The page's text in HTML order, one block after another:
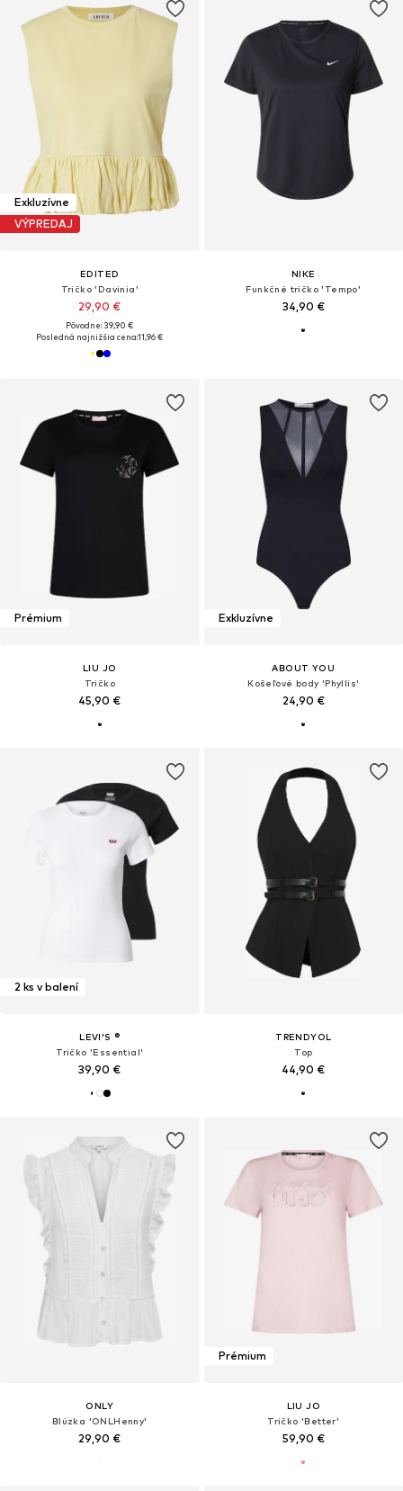
Exkluzívne
VÝPREDAJ
EDITED
Tričko 'Davinia'
29,90 €
Pôvodne: 39,90 €
Posledná najnižšia cena:11,96 €
NIKE
Funkčné tričko 'Tempo'
34,90 €
Prémium
LIU JO
Tričko
45,90 €
Exkluzívne
ABOUT YOU
Košeľové body 'Phyllis'
24,90 €
2 ks v balení
LEVI'S ®
Tričko 'Essential'
39,90 €
TRENDYOL
Top
44,90 €
ONLY
Blúzka 'ONLHenny'
29,90 €
Prémium
LIU JO
Tričko 'Better'
59,90 €